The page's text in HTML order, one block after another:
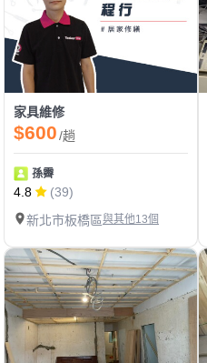
家具維修
$600/趟
孫霽
4.8
(39)
新北市板橋區與其他13個